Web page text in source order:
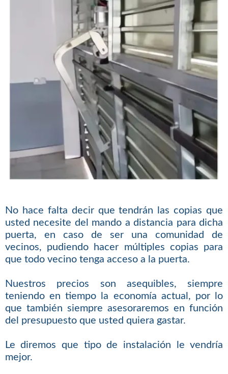
No hace falta decir que tendrán las copias que
usted necesite del mando a distancia para dicha
puerta, en caso de ser una comunidad de
vecinos, pudiendo hacer múltiples copias para
que todo vecino tenga acceso a la puerta.
Nuestros precios son asequibles, siempre
teniendo en tiempo la economía actual, por lo
que también siempre asesoraremos en función
del presupuesto que usted quiera gastar.
Le diremos que tipo de instalación le vendría
mejor.